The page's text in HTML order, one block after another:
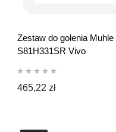
Zestaw do golenia Muhle
S81H331SR Vivo
465,22 zł